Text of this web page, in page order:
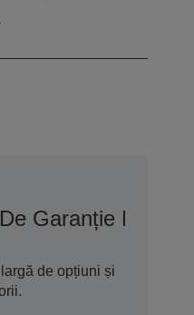
Garanție
de opțiuni și